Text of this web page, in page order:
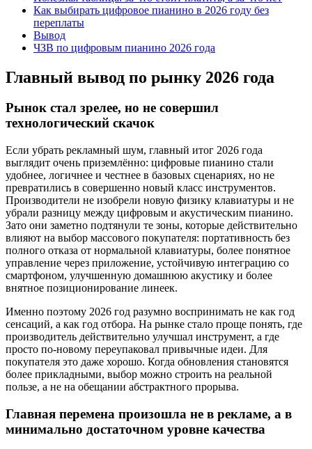
Как выбирать цифровое пианино в 2026 году без
переплаты
Вывод
ЧЗВ по цифровым пианино 2026 года
Главный вывод по рынку 2026 года
Рынок стал зрелее, но не совершил
технологический скачок
Если убрать рекламный шум, главный итог 2026 года
выглядит очень приземлённо: цифровые пианино стали
удобнее, логичнее и честнее в базовых сценариях, но не
превратились в совершенно новый класс инструментов.
Производители не изобрели новую физику клавиатуры и не
убрали разницу между цифровым и акустическим пианино.
Зато они заметно подтянули те зоны, которые действительно
влияют на выбор массового покупателя: портативность без
полного отказа от нормальной клавиатуры, более понятное
управление через приложение, устойчивую интеграцию со
смартфоном, улучшенную домашнюю акустику и более
внятное позиционирование линеек.
Именно поэтому 2026 год разумно воспринимать не как год
сенсаций, а как год отбора. На рынке стало проще понять, где
производитель действительно улучшал инструмент, а где
просто по-новому переупаковал привычные идеи. Для
покупателя это даже хорошо. Когда обновления становятся
более прикладными, выбор можно строить на реальной
пользе, а не на обещании абстрактного прорыва.
Главная перемена произошла не в рекламе, а в
минимально достаточном уровне качества